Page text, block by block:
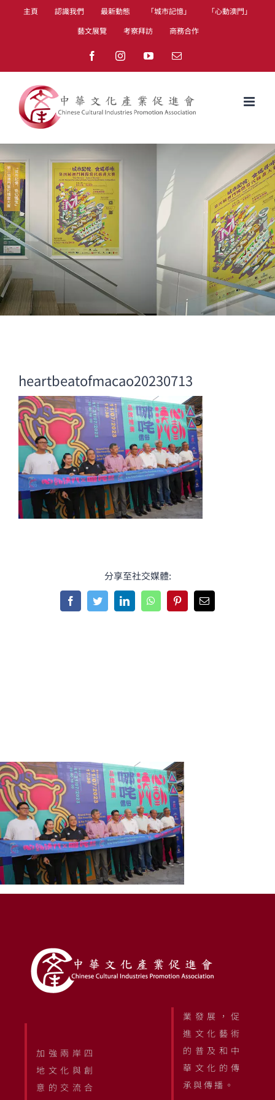
主頁 認識我們 最新動態 「城市記憶」
「心動澳門」
藝文展覽
考察拜訪 商務合作
FacebookInstagramYouTubeEmail
heartbeatofmacao20230713
分享至社交媒體:
FacebookTwitterLinkedInWhatsAppPinterestEmail
加強兩岸四
地文化與創
意的交流合
業發展，促
進文化藝術
的普及和中
華文化的傳
承與傳播。